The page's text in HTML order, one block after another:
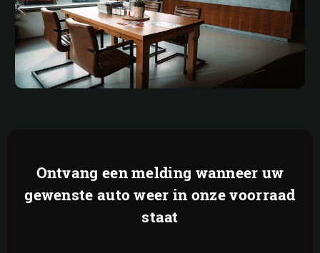
Ontvang een melding wanneer uw
gewenste auto weer in onze voorraad
staat